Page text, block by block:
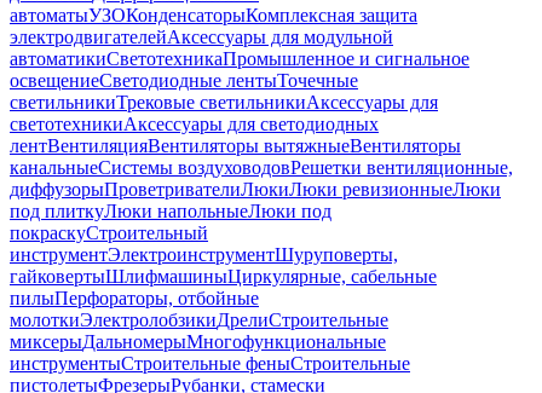
автоматыУЗОКонденсаторыКомплексная защита
электродвигателейАксессуары для модульной
автоматикиСветотехникаПромышленное и сигнальное
освещениеСветодиодные лентыТочечные
светильникиТрековые светильникиАксессуары для
светотехникиАксессуары для светодиодных
лентВентиляцияВентиляторы вытяжныеВентиляторы
канальныеСистемы воздуховодовРешетки вентиляционные,
диффузорыПроветривателиЛюкиЛюки ревизионныеЛюки
под плиткуЛюки напольныеЛюки под
покраскуСтроительный
инструментЭлектроинструментШуруповерты,
гайковертыШлифмашиныЦиркулярные, сабельные
пилыПерфораторы, отбойные
молоткиЭлектролобзикиДрелиСтроительные
миксерыДальномерыМногофункциональные
инструментыСтроительные феныСтроительные
пистолетыФрезерыРубанки, стамески